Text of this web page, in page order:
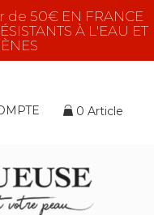
de 50€ EN FRANCE
À L'EAU ET
0 Article